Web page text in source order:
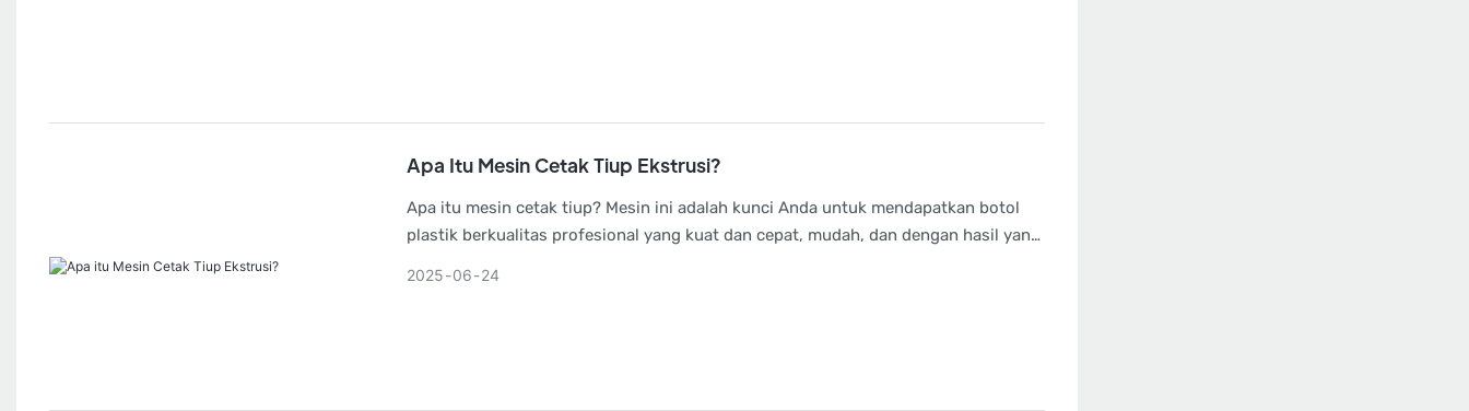
Apa Itu Mesin Cetak Tiup Ekstrusi?
Apa itu mesin cetak tiup? Mesin ini adalah kunci Anda untuk mendapatkan botol
plastik berkualitas profesional yang kuat dan cepat, mudah, dan dengan hasil yang
2025 06 24